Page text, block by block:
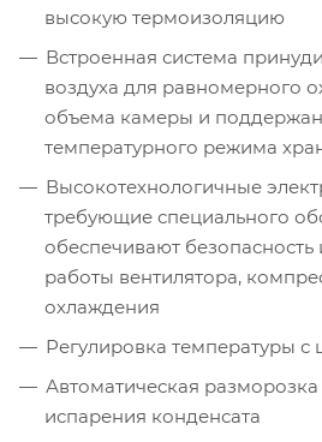
высокую термоизоляцию
Встроенная система
воздуха для равномерного
объема камеры и
температурного режима
Высокотехнологичные
требующие специального
обеспечивают безопасность
работы вентилятора,
охлаждения
Регулировка температуры с
Автоматическая разморозка
испарения конденсата